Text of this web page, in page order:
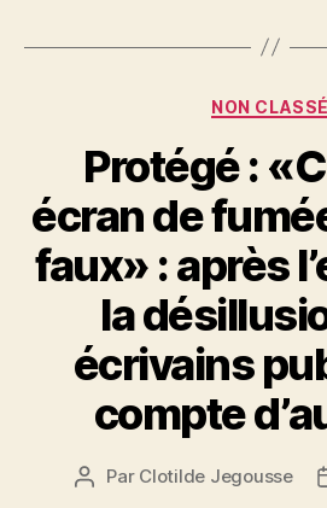
NON CLASSÉ
Protégé :
écran de
faux» : après
la
écrivains
compte
Auteur
Par Clotilde Jegousse